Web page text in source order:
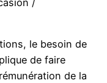
le besoin de
de faire
de la